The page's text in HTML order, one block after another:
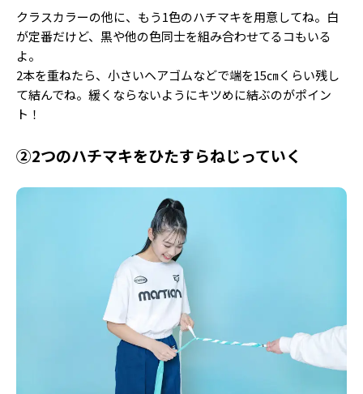
クラスカラーの他に、もう1色のハチマキを用意してね。白
が定番だけど、黒や他の色同士を組み合わせてるコもいる
よ。
2本を重ねたら、小さいヘアゴムなどで端を15㎝くらい残し
て結んでね。緩くならないようにキツめに結ぶのがポイン
ト！
②2つのハチマキをひたすらねじっていく